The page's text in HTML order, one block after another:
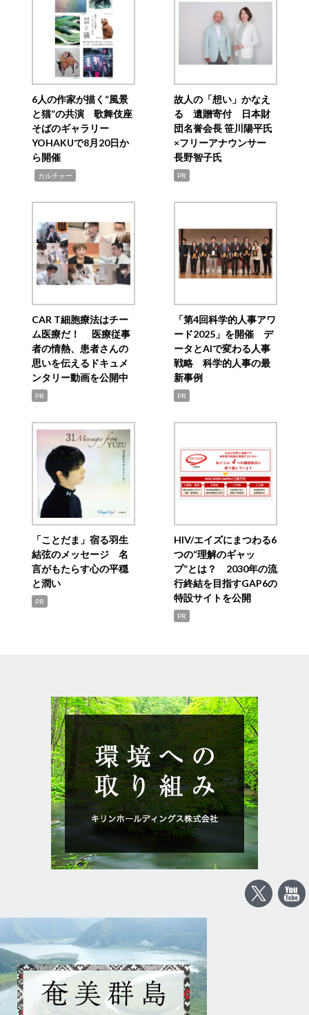
6人の作家が描く“風景
と猫”の共演 歌舞伎座
そばのギャラリー
YOHAKUで8月20日か
ら開催
カルチャー
故人の「想い」かなえ
る 遺贈寄付 日本財
団名誉会長 笹川陽平氏
×フリーアナウンサー
長野智子氏
PR
CAR T細胞療法はチー
ム医療だ！ 医療従事
者の情熱、患者さんの
思いを伝えるドキュメ
ンタリー動画を公開中
PR
「第4回科学的人事アワ
ード2025」を開催 デ
ータとAIで変わる人事
戦略 科学的人事の最
新事例
PR
「ことだま」宿る羽生
結弦のメッセージ 名
言がもたらす心の平穏
と潤い
PR
HIV/エイズにまつわる6
つの“理解のギャッ
プ”とは？ 2030年の流
行終結を目指すGAP6の
特設サイトを公開
PR